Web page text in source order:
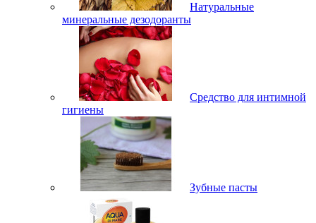
Натуральные
минеральные дезодоранты
Средство для интимной
гигиены
Зубные пасты